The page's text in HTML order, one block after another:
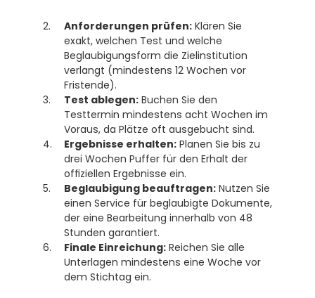
Anforderungen prüfen: Klären Sie
exakt, welchen Test und welche
Beglaubigungsform die Zielinstitution
verlangt (mindestens 12 Wochen vor
Fristende).
Test ablegen: Buchen Sie den
Testtermin mindestens acht Wochen im
Voraus, da Plätze oft ausgebucht sind.
Ergebnisse erhalten: Planen Sie bis zu
drei Wochen Puffer für den Erhalt der
offiziellen Ergebnisse ein.
Beglaubigung beauftragen: Nutzen Sie
einen Service für beglaubigte Dokumente,
der eine Bearbeitung innerhalb von 48
Stunden garantiert.
Finale Einreichung: Reichen Sie alle
Unterlagen mindestens eine Woche vor
dem Stichtag ein.